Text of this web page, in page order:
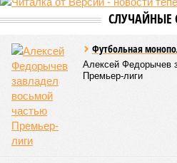
может существовать в слегка
она погибает.
«У 80-летнего
присутствуют тысячи
организма нет механики,
вернуться и исправить
геноме,– рассказывает
медицинской школы Гроссмана
университете.
накопившиеся повреждения